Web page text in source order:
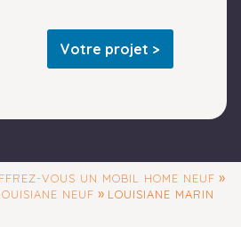
Votre projet >
VOUS UN MOBIL HOME NEUF »
NEUF » LOUISIANE MARIN